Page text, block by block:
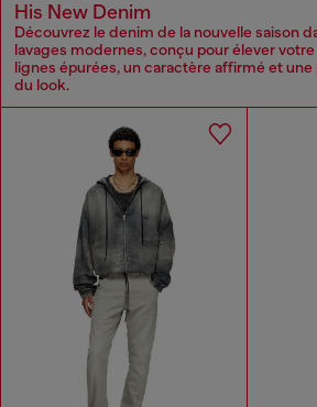
His New Denim
Découvrez le denim de la nouvelle saison
lavages modernes, conçu pour élever
lignes épurées, un caractère affirmé et
du look.